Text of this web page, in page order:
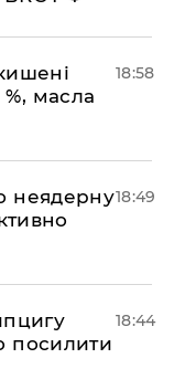
масла
18:58
неядерну18:49
посилити
18:44